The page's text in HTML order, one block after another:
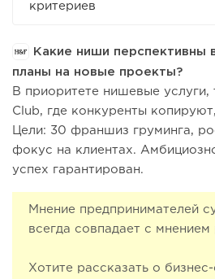
критериев
Какие ниши перспективны
планы на новые проекты?
В приоритете нишевые услуги,
Club, где конкуренты
Цели: 30 франшиз груминга,
фокус на клиентах.
успех гарантирован.
Мнение предпринимателей
всегда совпадает с мнением
Хотите рассказать о